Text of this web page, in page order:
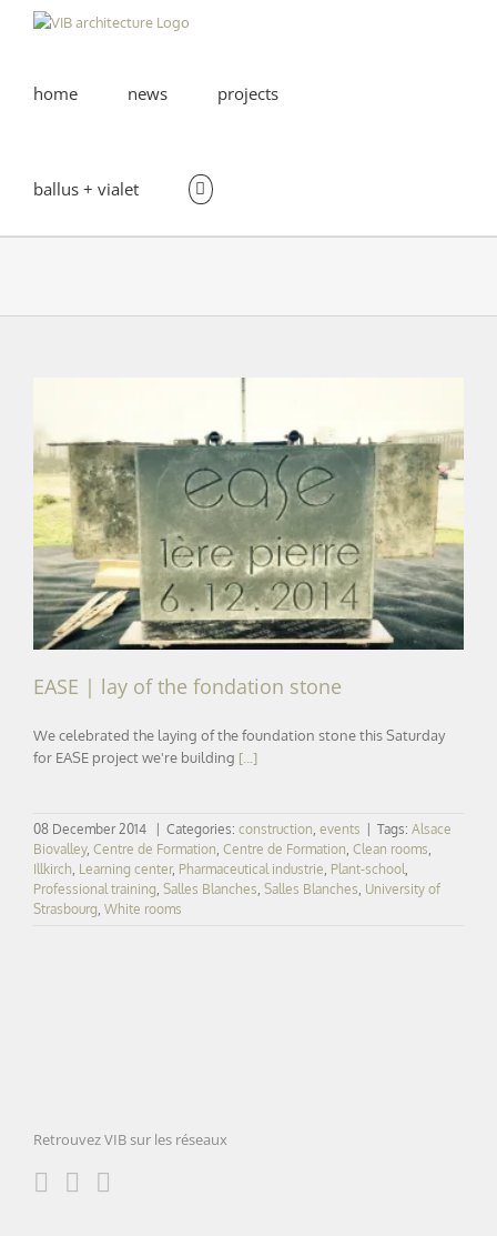
home news projects
ballus + vialet
EASE | lay of the fondation stone
EASE | lay of the fondation stone
We celebrated the laying of the foundation stone this Saturday
for EASE project we're building [...]
08 December 2014 | Categories: construction events | Tags: Alsace
Biovalley, Centre de Formation Centre de Formation Clean rooms
Illkirch Learning center, Pharmaceutical industrie Plant-school
Professional training Salles Blanches Salles Blanches University of
Strasbourg White rooms
Retrouvez VIB sur les réseaux